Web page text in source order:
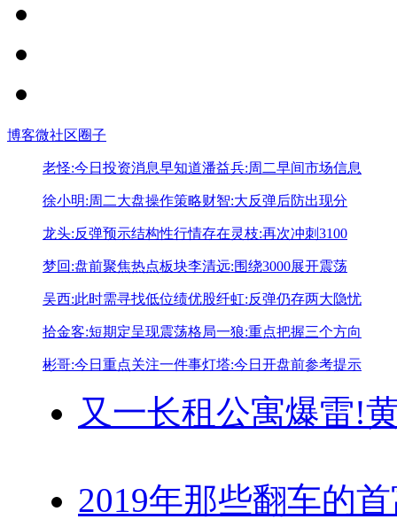
博客微社区圈子
老怪:今日投资消息早知道潘益兵:周二早间市场信息
徐小明:周二大盘操作策略财智:大反弹后防出现分
龙头:反弹预示结构性行情存在灵枝:再次冲刺3100
梦回:盘前聚焦热点板块李清远:围绕3000展开震荡
吴西:此时需寻找低位绩优股纤虹:反弹仍存两大隐忧
拾金客:短期定呈现震荡格局一狼:重点把握三个方向
彬哥:今日重点关注一件事灯塔:今日开盘前参考提示
又一长租公寓爆雷!
2019年那些翻车的